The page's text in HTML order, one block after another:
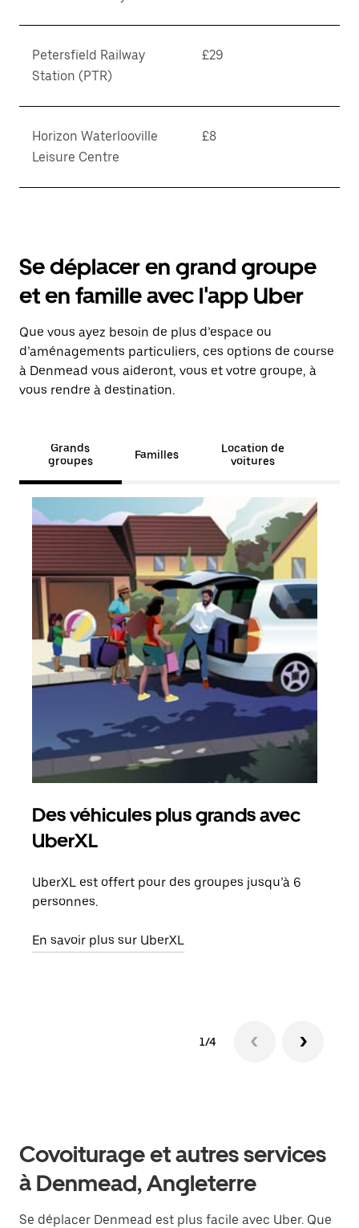
Petersfield Railway
Station (PTR)
£29
Horizon Waterlooville
Leisure Centre
£8
Se déplacer en grand groupe
et en famille avec l'app Uber
Que vous ayez besoin de plus d’espace ou
d’aménagements particuliers, ces options de course
à Denmead vous aideront, vous et votre groupe, à
vous rendre à destination.
Grands
groupes
Familles
Location de
voitures
Des véhicules plus grands avec
UberXL
UberXL est offert pour des groupes jusqu’à 6
personnes.
En savoir plus sur UberXL
1/4
Covoiturage et autres services
à Denmead, Angleterre
Se déplacer Denmead est plus facile avec Uber. Que